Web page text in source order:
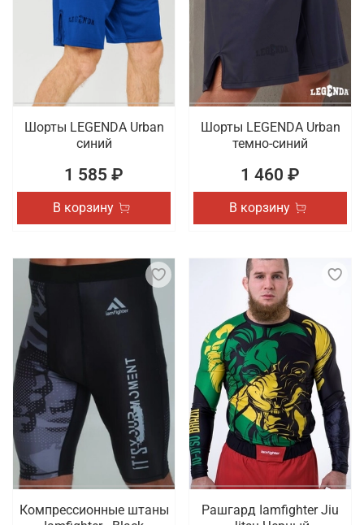
Шорты LEGENDA Urban
синий
1 585 ₽
В корзину
Шорты LEGENDA Urban
темно-синий
1 460 ₽
В корзину
Компрессионные штаны
Рашгард Iamfighter Jiu